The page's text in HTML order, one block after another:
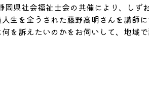
県社会福祉士会の共催により、しず
生を全うされた藤野高明さんを講師
を訴えたいのかをお伺いして、地域